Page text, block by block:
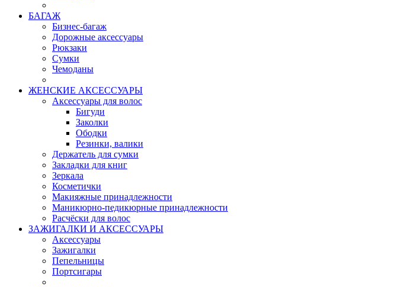
БАГАЖ
Бизнес-багаж
Дорожные аксессуары
Рюкзаки
Сумки
Чемоданы
ЖЕНСКИЕ АКСЕССУАРЫ
Аксессуары для волос
Бигуди
Заколки
Ободки
Резинки, валики
Держатель для сумки
Закладки для книг
Зеркала
Косметички
Макияжные принадлежности
Маникюрно-педикюрные принадлежности
Расчёски для волос
ЗАЖИГАЛКИ И АКСЕССУАРЫ
Аксессуары
Зажигалки
Пепельницы
Портсигары